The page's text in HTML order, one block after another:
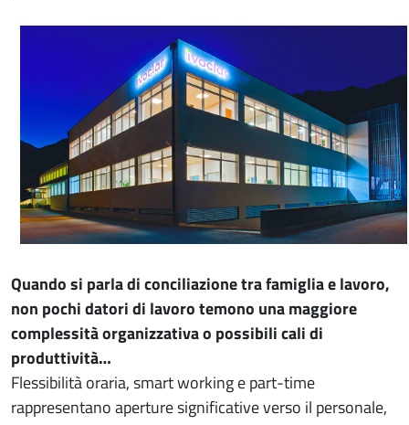
Quando si parla di conciliazione tra famiglia e lavoro,
non pochi datori di lavoro temono una maggiore
complessità organizzativa o possibili cali di
produttività…
Flessibilità oraria, smart working e part-time
rappresentano aperture significative verso il personale,